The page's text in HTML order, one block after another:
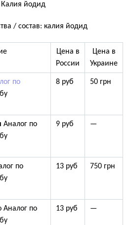
Калия йодид
/ состав: калия йодид
Цена в
России
Цена в
Украине
по
8 руб 50 грн
Аналог по
9 руб —
по
13 руб 750 грн
Аналог по
13 руб —